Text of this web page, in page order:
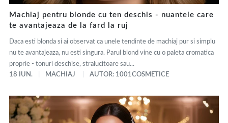
Machiaj pentru blonde cu ten deschis - nuantele care
te avantajeaza de la fard la ruj
Daca esti blonda si ai observat ca unele tendinte de machiaj pur si simplu
nu te avantajeaza, nu esti singura. Parul blond vine cu o paleta cromatica
proprie - tonuri deschise, stralucitoare sau...
18 IUN.
MACHIAJ AUTOR: 1001COSMETICE